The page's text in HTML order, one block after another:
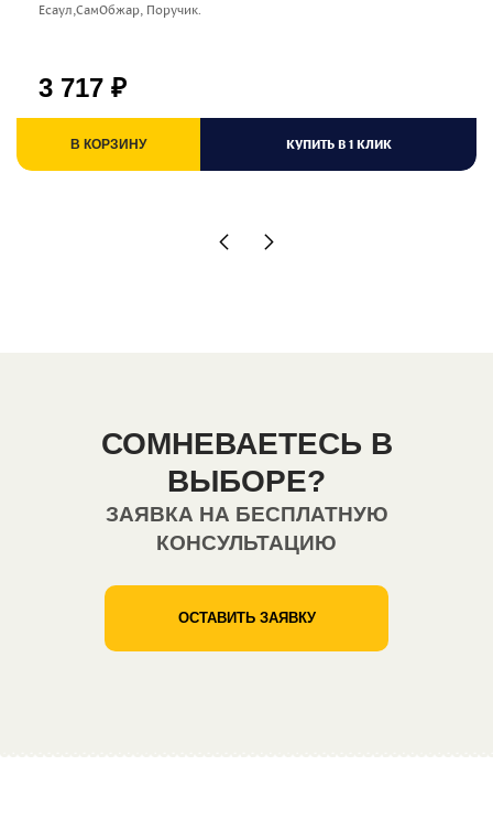
Есаул,СамОбжар, Поручик.
3 717 ₽
В КОРЗИНУ КУПИТЬ В 1 КЛИК
СОМНЕВАЕТЕСЬ В
ВЫБОРЕ?
ЗАЯВКА НА БЕСПЛАТНУЮ
КОНСУЛЬТАЦИЮ
ОСТАВИТЬ ЗАЯВКУ